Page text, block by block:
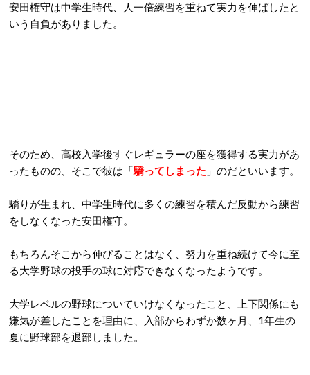
安田権守は中学生時代、人一倍練習を重ねて実力を伸ばしたと
いう自負がありました。
そのため、高校入学後すぐレギュラーの座を獲得する実力があ
ったものの、そこで彼は「驕ってしまった 」のだといいます。
驕りが生まれ、中学生時代に多くの練習を積んだ反動から練習
をしなくなった安田権守。
もちろんそこから伸びることはなく、努力を重ね続けて今に至
る大学野球の投手の球に対応できなくなったようです。
大学レベルの野球についていけなくなったこと、上下関係にも
嫌気が差したことを理由に、入部からわずか数ヶ月、1年生の
夏に野球部を退部しました。